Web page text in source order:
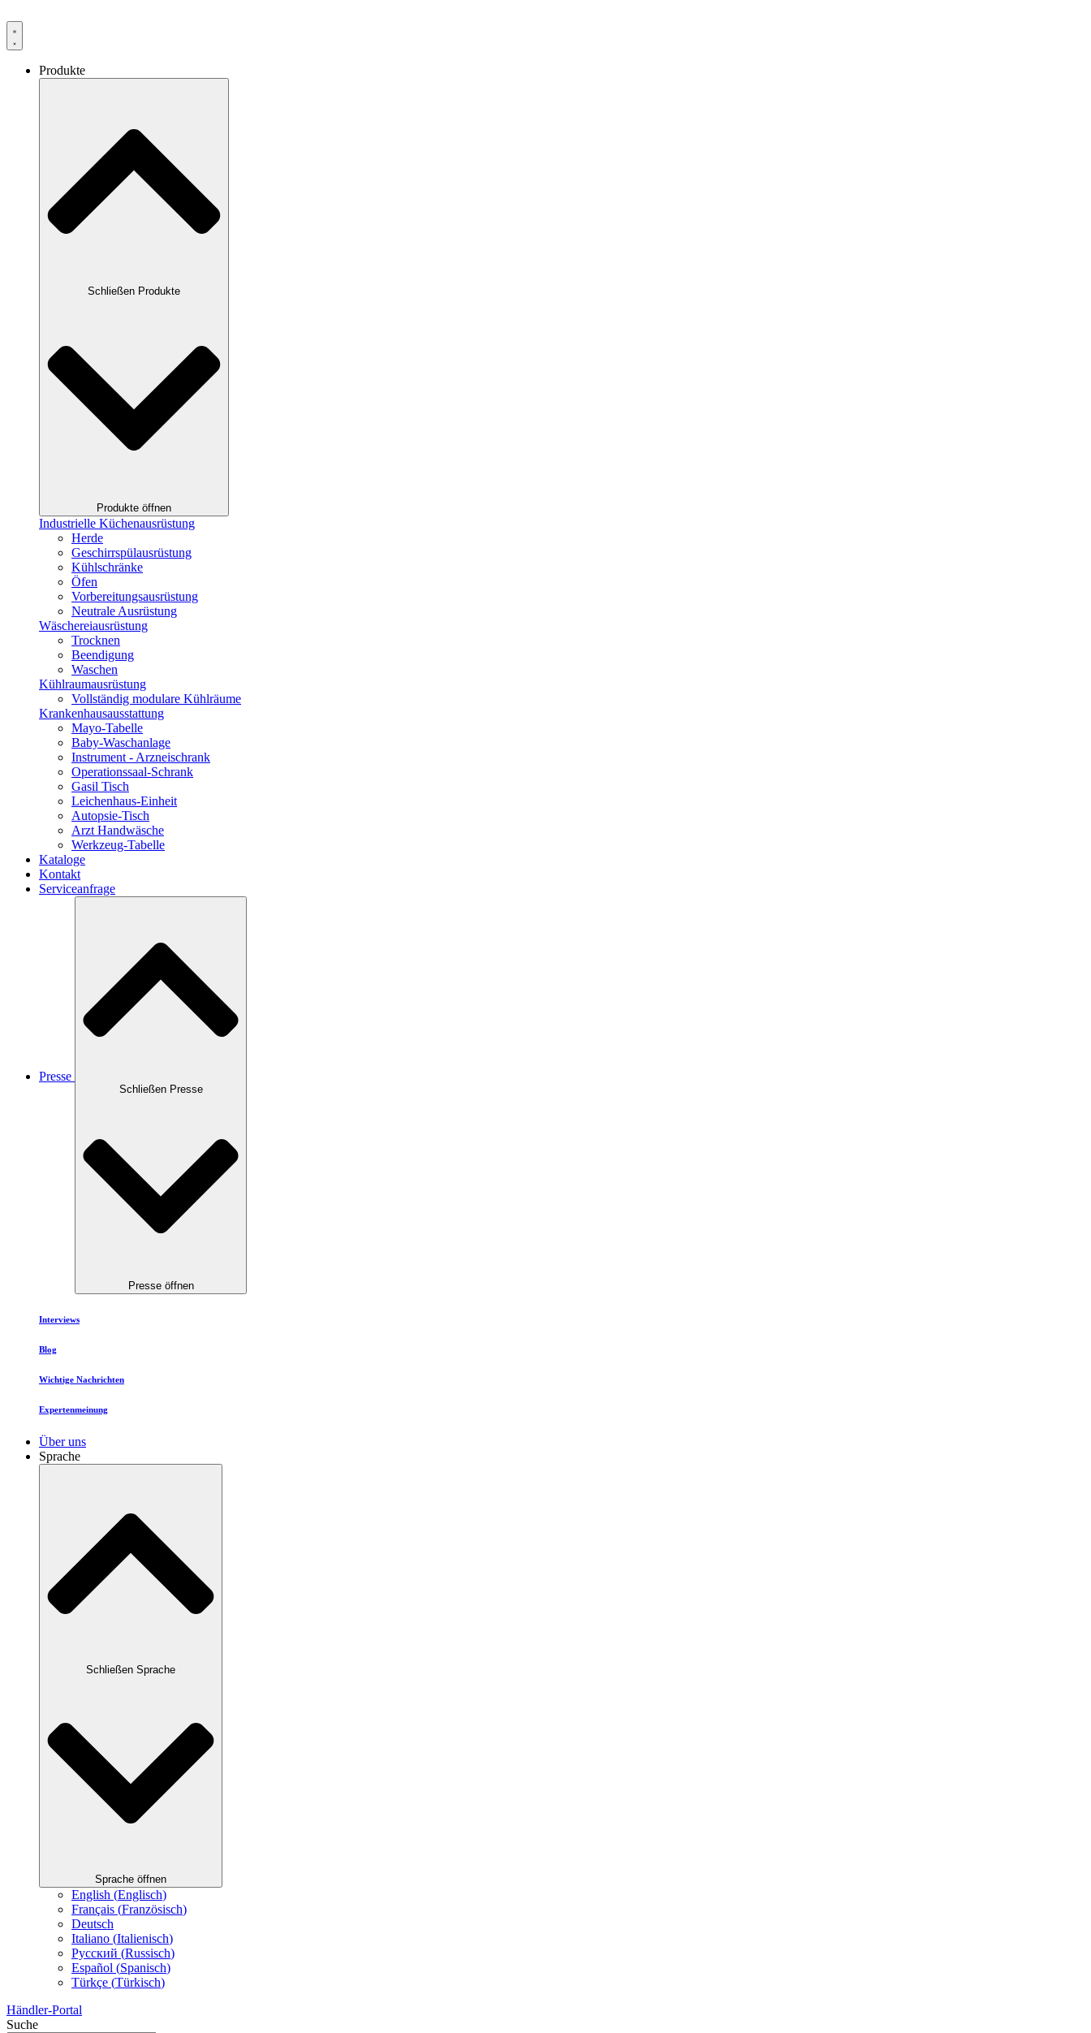
Produkte
Schließen Produkte
Produkte öffnen
Industrielle Küchenausrüstung
Herde
Geschirrspülausrüstung
Kühlschränke
Öfen
Vorbereitungsausrüstung
Neutrale Ausrüstung
Wäschereiausrüstung
Trocknen
Beendigung
Waschen
Kühlraumausrüstung
Vollständig modulare Kühlräume
Krankenhausausstattung
Mayo-Tabelle
Baby-Waschanlage
Instrument - Arzneischrank
Operationssaal-Schrank
Gasil Tisch
Leichenhaus-Einheit
Autopsie-Tisch
Arzt Handwäsche
Werkzeug-Tabelle
Kataloge
Kontakt
Serviceanfrage
Presse
Schließen Presse
Presse öffnen
Interviews
Blog
Wichtige Nachrichten
Expertenmeinung
Über uns
Sprache
Schließen Sprache
Sprache öffnen
English (Englisch)
Français (Französisch)
Deutsch
Italiano (Italienisch)
Русский (Russisch)
Español (Spanisch)
Türkçe (Türkisch)
Händler-Portal
Suche